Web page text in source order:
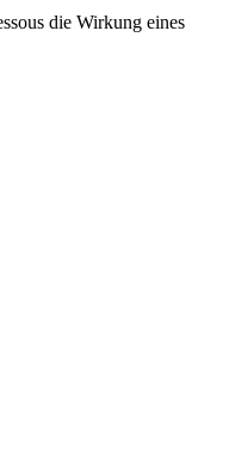
die Wirkung eines